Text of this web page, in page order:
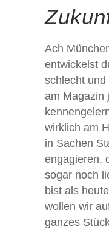
Ach
entwickelst
schlecht
am Magazin
wirklich am
in Sachen
engagieren,
sogar noch
bist als
wollen wir
ganzes